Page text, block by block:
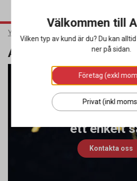
Yrkeskläder & Skydd
Arbetskläder
Givetvis löser
profilering av alla
ett enkelt
Kontakta oss
Välkommen till
Vilken typ av kund är du? Du kan
ner på sidan.
Företag (exkl
Privat (inkl